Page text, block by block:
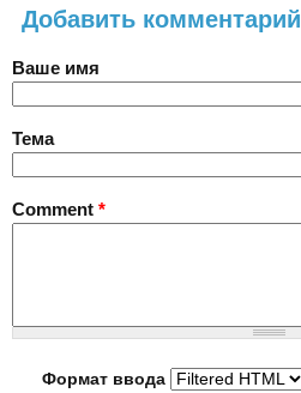
Добавить комментарий
Ваше имя
Тема
Comment *
Формат ввода